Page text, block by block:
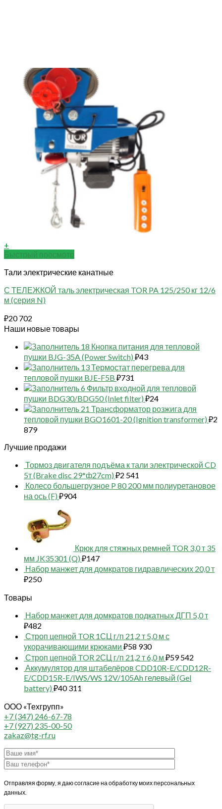
+
Быстрый просмотр
Тали электрические канатные
С ТЕЛЕЖКОЙ таль электрическая TOR PA 125/250 кг 12/6
м (серия N)
₽20 702
Наши новые товары
18 Кнопка питания для тепловой
пушки BJG-35A (Power Switch) ₽43
13 Термостат перегрева для
тепловой пушки BJE-F5B ₽731
6 Фильтр входной для тепловой
пушки BDG30/BDG50 (Inlet filter) ₽24
21 Трансформатор розжига для
тепловой пушки BGO1601-20 (Ignition transformer) ₽2
879
Лучшие продажи
Тормоз двигателя подъёма к тали электрической CD
5т (Brake disc 29*ф27cm) ₽2 541
Колесо большегрузное P 80 200 мм полиуретановое
на ось (F) ₽904
Крюк для стяжных ремней TOR 3,0 т 35
мм JK35301 (Q) ₽147
Набор манжет для домкратов гидравлических 20,0 т
₽250
Товары
Набор манжет для домкратов подкатных ДГП 5,0 т
₽482
Строп цепной TOR 1СЦ г/п 21,2 т 5,0 м с
укорачивающими крюками ₽58 930
Строп цепной TOR 2СЦ г/п 21,2 т 6,0 м ₽59 542
Аккумулятор для штабелёров CDD10R-E/CDD12R-
E/CDD15R-E/IWS/WS 12V/105Ah гелевый (Gel
battery) ₽40 311
ООО «Техгрупп»
+7 (347) 246-67-78
+7 (927) 235-00-50
zakaz@tg-rf.ru
Отправляя форму, я даю согласие на обработку моих персональных
данных.